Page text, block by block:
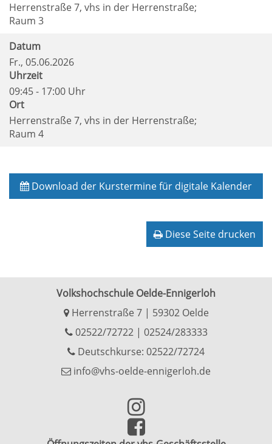
Herrenstraße 7, vhs in der Herrenstraße;
Raum 3
Datum
Fr., 05.06.2026
Uhrzeit
09:45 - 17:00 Uhr
Ort
Herrenstraße 7, vhs in der Herrenstraße;
Raum 4
Download der Kurstermine für digitale Kalender
Diese Seite drucken
Volkshochschule Oelde-Ennigerloh
Herrenstraße 7 | 59302 Oelde
02522/72722| 02524/283333
Deutschkurse: 02522/72724
info@vhs-oelde-ennigerloh.de